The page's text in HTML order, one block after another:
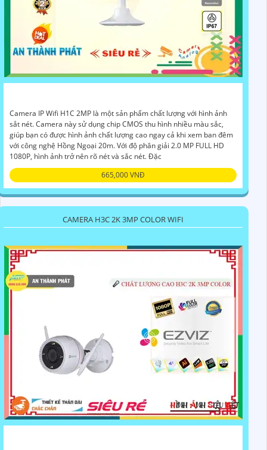
Camera IP Wifi H1C 2MP là một sản phẩm chất lượng với hình ảnh
sắt nét. Camera này sử dụng chip CMOS thu hình nhiều màu sắc,
giúp bạn có được hình ảnh chất lượng cao ngay cả khi xem ban đêm
với công nghệ Hồng Ngoại 20m. Với độ phân giải 2.0 MP FULL HD
1080P, hình ảnh trở nên rõ nét và sắc nét. Đặc
665,000 VNĐ
CAMERA H3C 2K 3MP COLOR WIFI